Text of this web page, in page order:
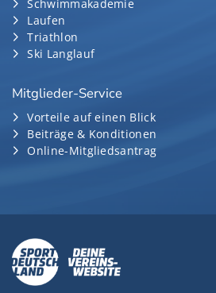
Schwimmakademie
Laufen
Triathlon
Ski Langlauf
Mitglieder-Service
Vorteile auf einen Blick
Beiträge & Konditionen
Online-Mitgliedsantrag